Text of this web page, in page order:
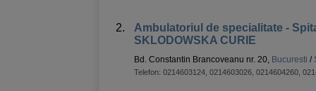
2.
Ambulatoriul de specialitate -
SKLODOWSKA CURIE
Bd. Constantin Brancoveanu nr. 20, Bucuresti /
Telefon: 0214603124, 0214603026, 0214604260,